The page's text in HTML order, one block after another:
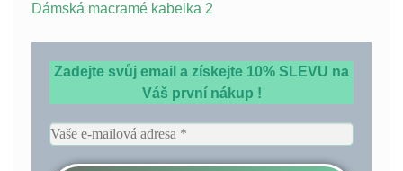
Dámská macramé kabelka 2
Zadejte svůj email a získejte 10% SLEVU na
Váš první nákup !